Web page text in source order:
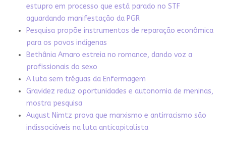
estupro em processo que está parado no STF
aguardando manifestação da PGR
Pesquisa propõe instrumentos de reparação econômica
para os povos indígenas
Bethânia Amaro estreia no romance, dando voz a
profissionais do sexo
A luta sem tréguas da Enfermagem
Gravidez reduz oportunidades e autonomia de meninas,
mostra pesquisa
August Nimtz prova que marxismo e antirracismo são
indissociáveis na luta anticapitalista